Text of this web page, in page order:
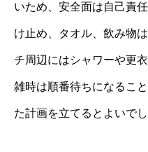
いため、安全面は自己責
け止め、タオル、飲み物
チ周辺にはシャワーや更
雑時は順番待ちになるこ
た計画を立てるとよいでし